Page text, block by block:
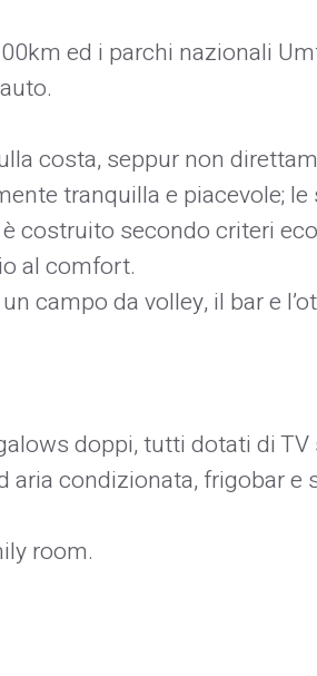
ed i parchi nazionali
costa, seppur non
tranquilla e piacevole;
costruito secondo criteri
al comfort.
campo da volley, il bar e
doppi, tutti dotati di TV
condizionata, frigobar e
room.